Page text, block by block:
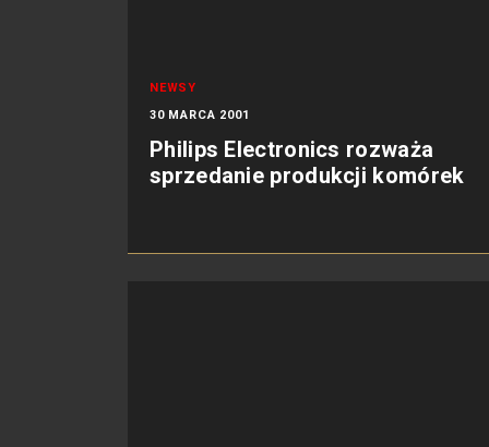
NEWSY
30 MARCA 2001
Philips Electronics rozważa
sprzedanie produkcji komórek